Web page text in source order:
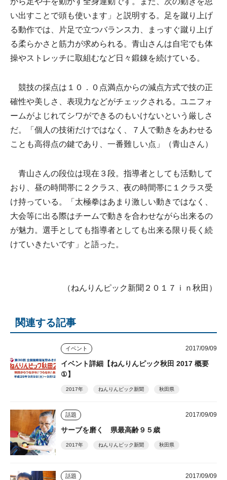
い出すことで頭も使います」と説明する。足を蹴り上げ
る動作では、片足で立つバランス力、まっすぐ蹴り上げ
る柔らかさと筋力が求められる。青山さんは自宅でも体
操やストレッチに取組むなど日々鍛錬を続けている。
競技の採点は１０．０点満点からの減点方式で技の正
確性や美しさ、表現力などがチェックされる。ユニフォ
ームがよじれてシワができるのもいけないという厳しさ
だ。「個人の技術だけではなく、７人で動きをあわせる
ことも高得点の鍵であり、一番難しい点」（青山さん）
青山さんの段位は現在３段。指導者としても活動して
おり、昼の時間帯に２クラス、夜の時間帯に１クラス受
け持っている。「太極拳はあまり激しい動きではなく、
大会等に出る際はチームで動きを合わせながら出来るの
が魅力。選手としても指導者としても出来る限り長く続
けていきたいです」と語った。
（ねんりんピック新聞２０１７ｉｎ秋田）
関連する記事
イベント 2017/09/09
イベント詳細【ねんりんピック秋田 2017 概要
①】
2017年 ねんりんピック新聞 秋田県
話題 2017/09/09
サーブを磨く 県最高齢９５歳
2017年 ねんりんピック新聞 秋田県
話題 2017/09/09